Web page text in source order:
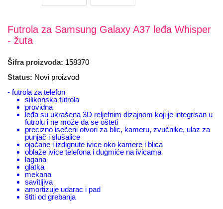
Futrola za Samsung Galaxy A37 leđa Whisper
- žuta
Šifra proizvoda: 158370
Status: Novi proizvod
- futrola za telefon
silikonska futrola
providna
leđa su ukrašena 3D reljefnim dizajnom koji je integrisan u
futrolu i ne može da se ošteti
precizno isečeni otvori za blic, kameru, zvučnike, ulaz za
punjač i slušalice
ojačane i izdignute ivice oko kamere i blica
oblaže ivice telefona i dugmiće na ivicama
lagana
glatka
mekana
savitljiva
amortizuje udarac i pad
štiti od grebanja